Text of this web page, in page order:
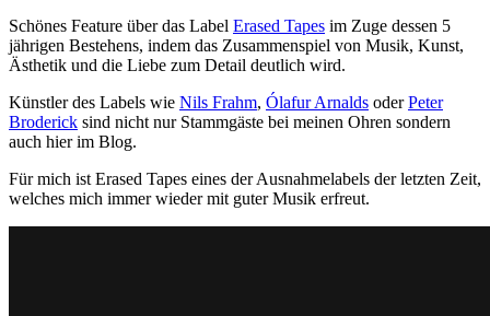
Schönes Feature über das Label Erased Tapes im Zuge dessen 5
jährigen Bestehens, indem das Zusammenspiel von Musik, Kunst,
Ästhetik und die Liebe zum Detail deutlich wird.
Künstler des Labels wie Nils Frahm, Ólafur Arnalds oderPeter
Broderick sind nicht nur Stammgäste bei meinen Ohren sondern
auch hier im Blog.
Für mich ist Erased Tapes eines der Ausnahmelabels der letzten Zeit,
welches mich immer wieder mit guter Musik erfreut.